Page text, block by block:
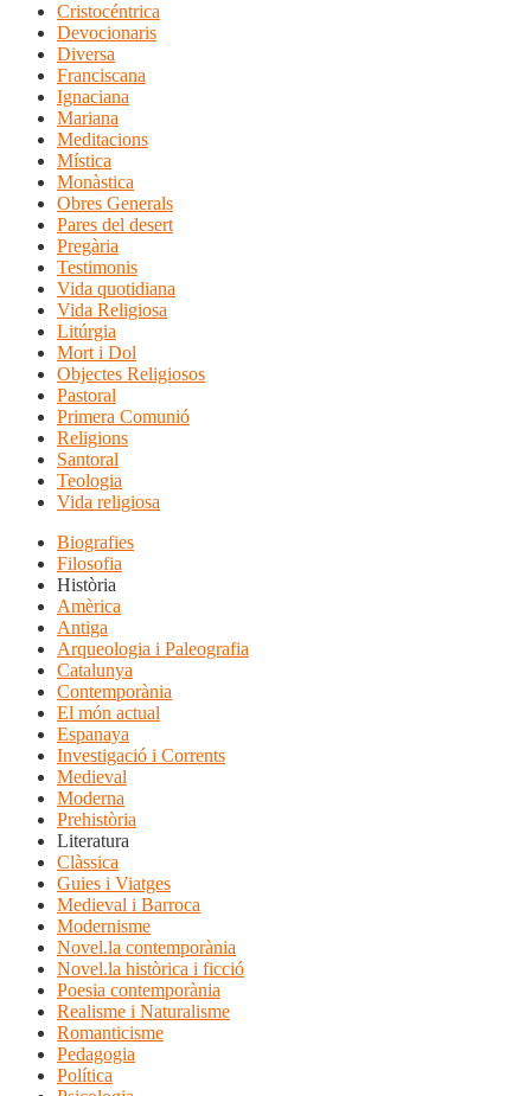
Cristocéntrica
Devocionaris
Diversa
Franciscana
Ignaciana
Mariana
Meditacions
Mística
Monàstica
Obres Generals
Pares del desert
Pregària
Testimonis
Vida quotidiana
Vida Religiosa
Litúrgia
Mort i Dol
Objectes Religiosos
Pastoral
Primera Comunió
Religions
Santoral
Teologia
Vida religiosa
Biografies
Filosofia
Història
Amèrica
Antiga
Arqueologia i Paleografia
Catalunya
Contemporània
El món actual
Espanaya
Investigació i Corrents
Medieval
Moderna
Prehistòria
Literatura
Clàssica
Guies i Viatges
Medieval i Barroca
Modernisme
Novel.la contemporània
Novel.la històrica i ficció
Poesia contemporània
Realisme i Naturalisme
Romanticisme
Pedagogia
Política